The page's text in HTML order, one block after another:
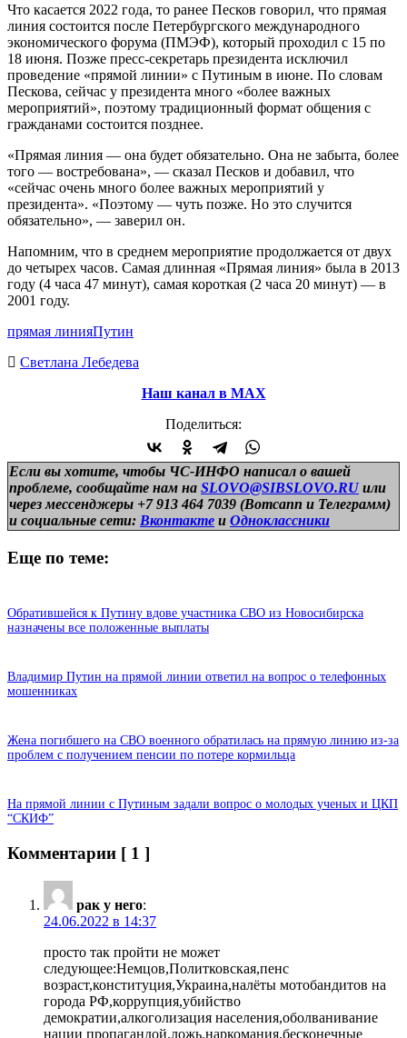
Что касается 2022 года, то ранее Песков говорил, что прямая
линия состоится после Петербургского международного
экономического форума (ПМЭФ), который проходил с 15 по
18 июня. Позже пресс-секретарь президента исключил
проведение «прямой линии» с Путиным в июне. По словам
Пескова, сейчас у президента много «более важных
мероприятий», поэтому традиционный формат общения с
гражданами состоится позднее.
«Прямая линия — она будет обязательно. Она не забыта, более
того — востребована», — сказал Песков и добавил, что
«сейчас очень много более важных мероприятий у
президента». «Поэтому — чуть позже. Но это случится
обязательно», — заверил он.
Напомним, что в среднем мероприятие продолжается от двух
до четырех часов. Самая длинная «Прямая линия» была в 2013
году (4 часа 47 минут), самая короткая (2 часа 20 минут) — в
2001 году.
прямая линияПутин
Светлана Лебедева
Наш канал в МАХ
Поделиться:
Если вы хотите, чтобы ЧС-ИНФО написал о вашей
проблеме, сообщайте нам на SLOVO@SIBSLOVO.RU или
через мессенджеры +7 913 464 7039 (Вотсапп и Телеграмм)
и социальные сети: Вконтакте и Одноклассники
Еще по теме:
Обратившейся к Путину вдове участника СВО из Новосибирска
назначены все положенные выплаты
Владимир Путин на прямой линии ответил на вопрос о телефонных
мошенниках
Жена погибшего на СВО военного обратилась на прямую линию из-за
проблем с получением пенсии по потере кормильца
На прямой линии с Путиным задали вопрос о молодых ученых и ЦКП
“СКИФ”
Комментарии [ 1 ]
рак у него:
24.06.2022 в 14:37
просто так пройти не может
следующее:Немцов,Политковская,пенс
возраст,конституция,Украина,налёты мотобандитов на
города РФ,коррупция,убийство
демократии,алкоголизация населения,оболванивание
нации пропагандой,ложь,наркомания,бесконечные